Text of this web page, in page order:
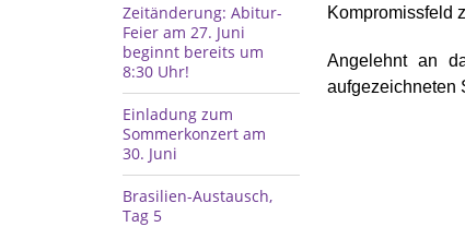
Zeitänderung: Abitur-
Feier am 27. Juni
beginnt bereits um
8:30 Uhr!
Einladung zum
Sommerkonzert am
30. Juni
Brasilien-Austausch,
Tag 5
Kompromissfeld
Angelehnt an
aufgezeichneten